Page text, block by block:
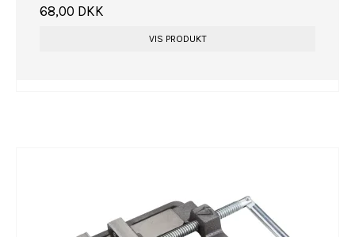
68,00 DKK
VIS PRODUKT